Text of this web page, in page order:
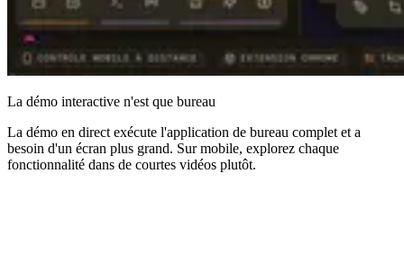
La démo interactive n'est que bureau
La démo en direct exécute l'application de bureau complet et a
besoin d'un écran plus grand. Sur mobile, explorez chaque
fonctionnalité dans de courtes vidéos plutôt.